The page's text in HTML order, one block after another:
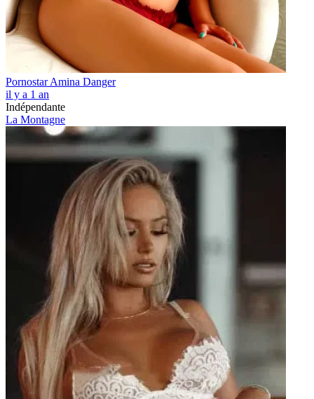
Pornostar Amina Danger
il y a 1 an
Indépendante
La Montagne